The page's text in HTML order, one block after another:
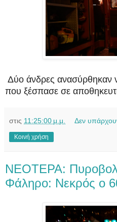
Δύο άνδρες ανασύρθηκαν
που ξέσπασε σε
στις 11:25:00 μ.μ. Δεν
Κοινή χρήση
NEOTEPA:
Φάληρο: Νεκρός ο